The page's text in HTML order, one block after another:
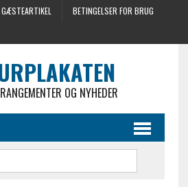
BETINGELSER FOR BRUG
OG NYHEDER